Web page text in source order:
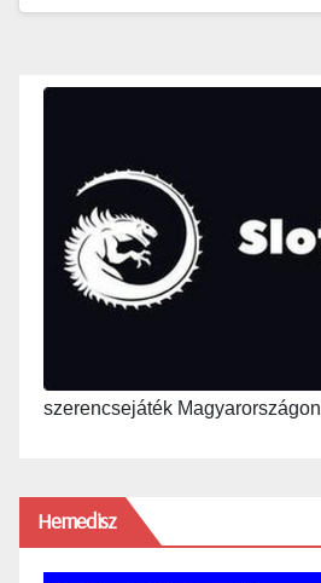
szerencsejáték Magyarországon
Hemedisz